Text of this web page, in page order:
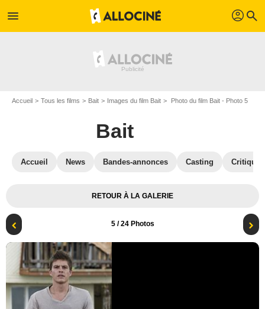
menu profil search
Accueil Tous les films Bait Images du film Bait Photo du film Bait - Photo 5
Bait
Accueil News Bandes-annonces Casting
RETOUR À LA GALERIE
5/ 24 Photos